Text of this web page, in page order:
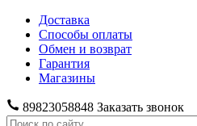
Доставка
Способы оплаты
Обмен и возврат
Гарантия
Магазины
89823058848 Заказать звонок